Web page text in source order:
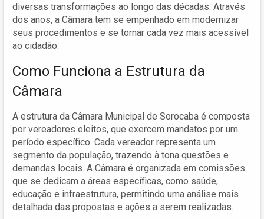
diversas transformações ao longo das décadas. Através
dos anos, a Câmara tem se empenhado em modernizar
seus procedimentos e se tornar cada vez mais acessível
ao cidadão.
Como Funciona a Estrutura da
Câmara
A estrutura da Câmara Municipal de Sorocaba é composta
por vereadores eleitos, que exercem mandatos por um
período específico. Cada vereador representa um
segmento da população, trazendo à tona questões e
demandas locais. A Câmara é organizada em comissões
que se dedicam a áreas específicas, como saúde,
educação e infraestrutura, permitindo uma análise mais
detalhada das propostas e ações a serem realizadas.